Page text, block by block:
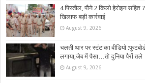
4 पिस्तौल, पौने 2 किलो हेरोइन
खिलाफ बड़ी कार्रवाई
August 9, 2026
चलती थार पर स्टंट का वीडियो
लगाया,जेब में पैसा…तो दुनिया पैरों तले
August 9, 2026